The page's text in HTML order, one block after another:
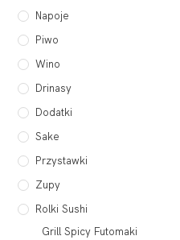
Napoje
Piwo
Wino
Drinasy
Dodatki
Sake
Przystawki
Zupy
Rolki Sushi
Grill Spicy Futomaki